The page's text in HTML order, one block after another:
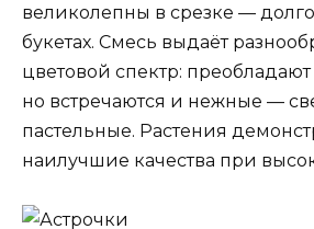
великолепны в срезке —
букетах. Смесь выдаёт
цветовой спектр:
но встречаются и нежные —
пастельные. Растения
наилучшие качества при